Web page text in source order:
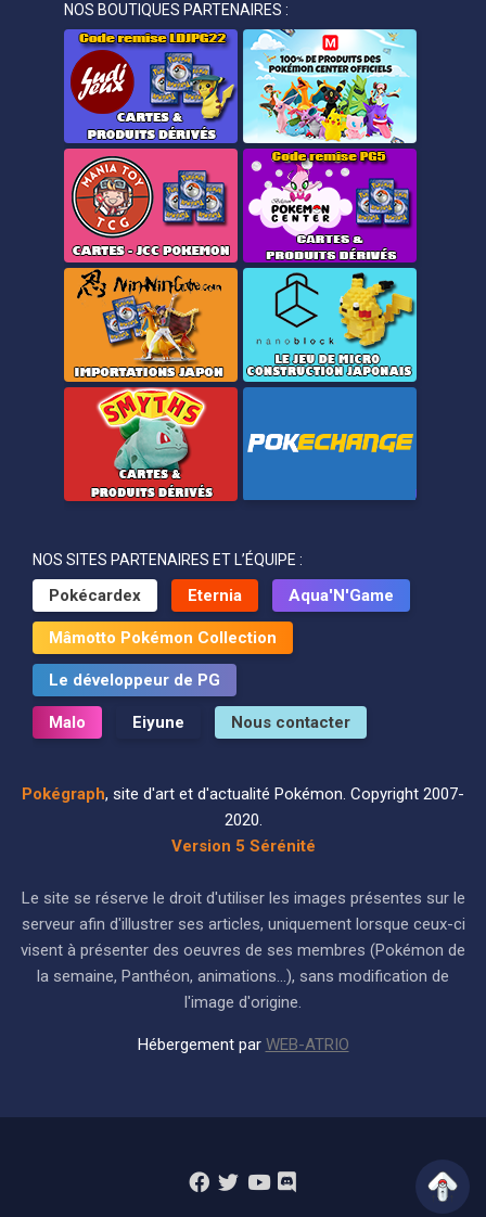
NOS BOUTIQUES PARTENAIRES :
NOS SITES PARTENAIRES ET L’ÉQUIPE :
Pokécardex Eternia Aqua'N'Game
Mâmotto Pokémon Collection
Le développeur de PG
Malo Eiyune Nous contacter
Pokégraph, site d'art et d'actualité Pokémon. Copyright 2007-
2020.
Version 5 Sérénité
Le site se réserve le droit d'utiliser les images présentes sur le
serveur afin d'illustrer ses articles, uniquement lorsque ceux-ci
visent à présenter des oeuvres de ses membres (Pokémon de
la semaine, Panthéon, animations...), sans modification de
l'image d'origine.
Hébergement par WEB-ATRIO